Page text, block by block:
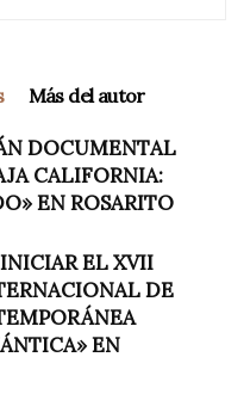
Más del autor
DOCUMENTAL
CALIFORNIA:
EN ROSARITO
EL XVII
DE
EN